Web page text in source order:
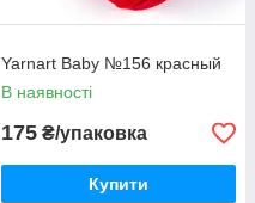
Yarnart Baby №156 красный
В наявності
175 ₴/упаковка
Купити